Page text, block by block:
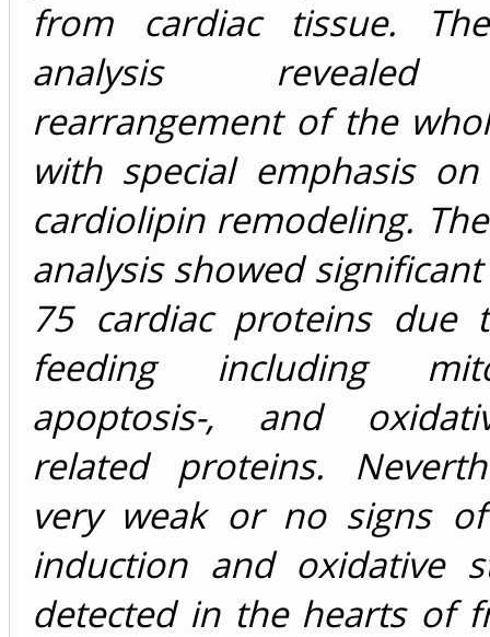
from cardiac tissue.
analysis revealed
rearrangement of the
with special emphasis
cardiolipin remodeling.
analysis showed
75 cardiac proteins due
feeding including
apoptosis-, and
related proteins.
very weak or no signs
induction and oxidative
detected in the hearts of